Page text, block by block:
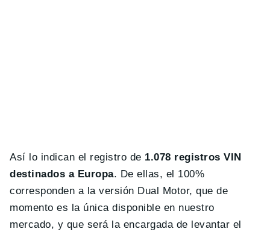
Así lo indican el registro de 1.078 registros VIN
destinados a Europa. De ellas, el 100%
corresponden a la versión Dual Motor, que de
momento es la única disponible en nuestro
mercado, y que será la encargada de levantar el